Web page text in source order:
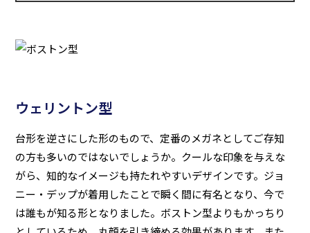
ウェリントン型
台形を逆さにした形のもので、定番のメガネとしてご存知
の方も多いのではないでしょうか。クールな印象を与えな
がら、知的なイメージも持たれやすいデザインです。ジョ
ニー・デップが着用したことで瞬く間に有名となり、今で
は誰もが知る形となりました。ボストン型よりもかっちり